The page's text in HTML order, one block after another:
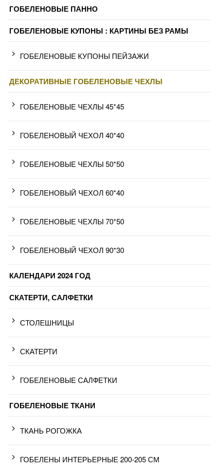
ГОБЕЛЕНОВЫЕ ПАННО
ГОБЕЛЕНОВЫЕ КУПОНЫ : КАРТИНЫ БЕЗ РАМЫ
ГОБЕЛЕНОВЫЕ КУПОНЫ ПЕЙЗАЖИ
ДЕКОРАТИВНЫЕ ГОБЕЛЕНОВЫЕ ЧЕХЛЫ
ГОБЕЛЕНОВЫЕ ЧЕХЛЫ 45*45
ГОБЕЛЕНОВЫЙ ЧЕХОЛ 40*40
ГОБЕЛЕНОВЫЕ ЧЕХЛЫ 50*50
ГОБЕЛЕНОВЫЙ ЧЕХОЛ 60*40
ГОБЕЛЕНОВЫЕ ЧЕХЛЫ 70*50
ГОБЕЛЕНОВЫЙ ЧЕХОЛ 90*30
КАЛЕНДАРИ 2024 ГОД
СКАТЕРТИ, САЛФЕТКИ
СТОЛЕШНИЦЫ
СКАТЕРТИ
ГОБЕЛЕНОВЫЕ САЛФЕТКИ
ГОБЕЛЕНОВЫЕ ТКАНИ
ТКАНЬ РОГОЖКА
ГОБЕЛЕНЫ ИНТЕРЬЕРНЫЕ 200-205 СМ